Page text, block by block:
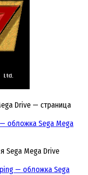
Drive — страница
Sega Mega Drive